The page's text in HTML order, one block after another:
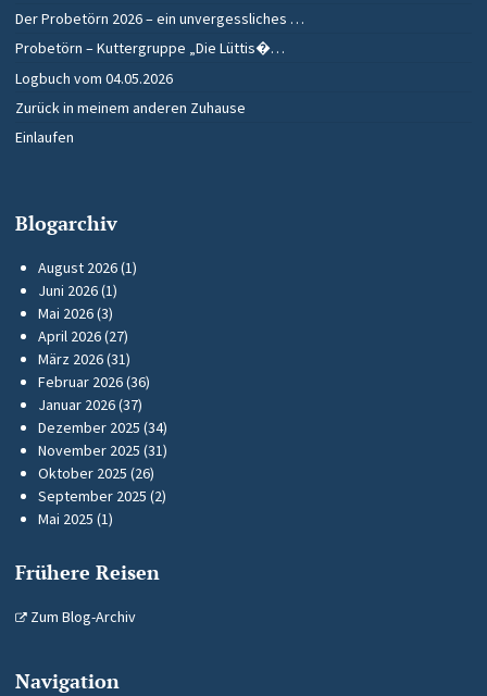
Der Probetörn 2026 – ein unvergessliches …
Probetörn – Kuttergruppe „Die Lüttis�…
Logbuch vom 04.05.2026
Zurück in meinem anderen Zuhause
Einlaufen
Blogarchiv
August 2026(1)
Juni 2026(1)
Mai 2026(3)
April 2026(27)
März 2026(31)
Februar 2026(36)
Januar 2026(37)
Dezember 2025 (34)
November 2025 (31)
Oktober 2025 (26)
September 2025 (2)
Mai 2025 (1)
Frühere Reisen
Zum Blog-Archiv
Navigation